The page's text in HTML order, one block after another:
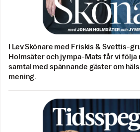
I Lev Skönare med Friskis & Svettis-
Holmsäter och jympa-Mats får vi följa
samtal med spännande gäster om
mening.